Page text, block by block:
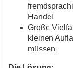
Handel
Große
kleinen
müssen.